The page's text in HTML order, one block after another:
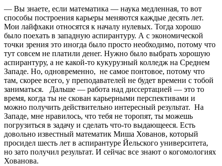
— Вы знаете, если математика — наука медленная, то вот
способы построения карьеры меняются каждые десять лет.
Мои лайфхаки относятся к началу нулевых. Тогда хорошо
было поехать в западную аспирантуру. А с экономической
точки зрения это иногда было просто необходимо, потому что
тут совсем не платили денег. Нужно было выбрать хорошую
аспирантуру, а не какой-то кукурузный колледж на Среднем
Западе. Но, одновременно, не самое понтовое, потому что
там, скорее всего, у преподавателей не будет времени с тобой
заниматься. Дальше — работа над диссертацией — это то
время, когда ты не скован карьерными перспективами и
можно получить действительно интересный результат. На
Западе, мне нравилось, что тебя не торопят, ты можешь
погрузиться в задачу и сделать что-то выдающееся. Есть
довольно известный математик Миша Хованов, который
просидел шесть лет в аспирантуре Йельского университета,
но зато получил результат. И сейчас все знают о когомологиях
Хованова.